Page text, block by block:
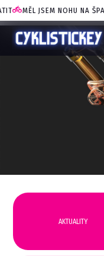
NOHU NA ŠPATNOU
AKTUALITY